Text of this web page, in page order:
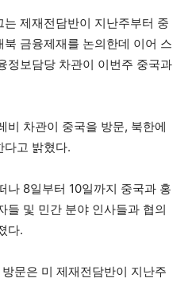
제재전담반이 지난주부터 중
금융제재를 논의한데 이어 스
정보담당 차관이 이번주 중국과
비 차관이 중국을 방문, 북한에
다고 밝혔다.
나 8일부터 10일까지 중국과 홍
들 및 민간 분야 인사들과 협의
다.
문은 미 제재전담반이 지난주